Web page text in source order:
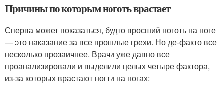
Причины по которым ноготь врастает
Сперва может показаться, будто вросший ноготь на ноге
— это наказание за все прошлые грехи. Но де-факто все
несколько прозаичнее. Врачи уже давно все
проанализировали и выделили целых четыре фактора,
из-за которых врастают ногти на ногах: